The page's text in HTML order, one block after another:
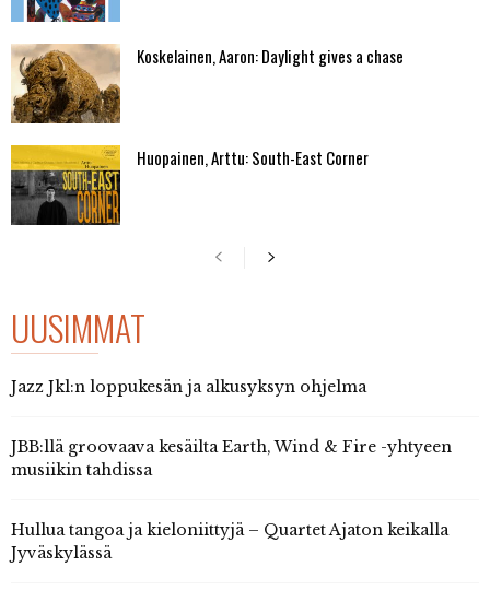
Koskelainen, Aaron: Daylight gives a chase
Huopainen, Arttu: South-East Corner
UUSIMMAT
Jazz Jkl:n loppukesän ja alkusyksyn ohjelma
JBB:llä groovaava kesäilta Earth, Wind & Fire -yhtyeen
musiikin tahdissa
Hullua tangoa ja kieloniittyjä – Quartet Ajaton keikalla
Jyväskylässä